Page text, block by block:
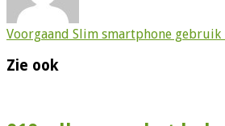
Voorgaand Slim smartphone
Zie ook